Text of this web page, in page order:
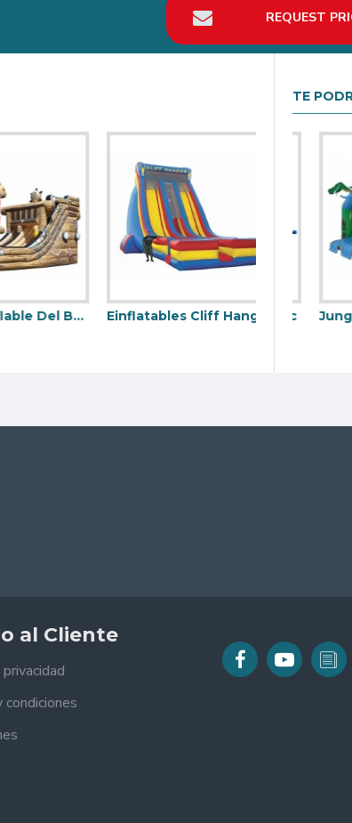
le brinda el mejor retorno de la inversión en su
REQUEST
Tobogan Inflable Del Barco Pirata Einflatables Cliff Hanger
TE
Jump Tobogan Inflable Titanic Jungle
al Cliente
condiciones